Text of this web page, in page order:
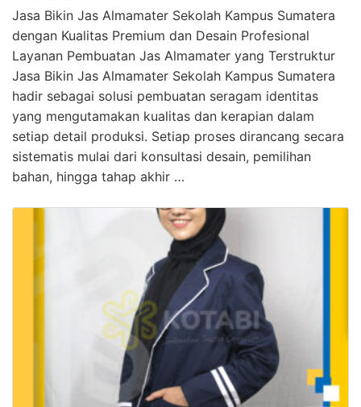
Jasa Bikin Jas Almamater Sekolah Kampus Sumatera
dengan Kualitas Premium dan Desain Profesional
Layanan Pembuatan Jas Almamater yang Terstruktur
Jasa Bikin Jas Almamater Sekolah Kampus Sumatera
hadir sebagai solusi pembuatan seragam identitas
yang mengutamakan kualitas dan kerapian dalam
setiap detail produksi. Setiap proses dirancang secara
sistematis mulai dari konsultasi desain, pemilihan
bahan, hingga tahap akhir …